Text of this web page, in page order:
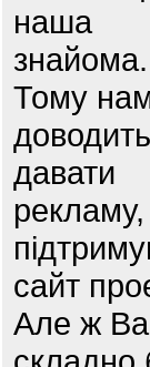
наша
знайома.
Тому
давати
сайт
Але ж